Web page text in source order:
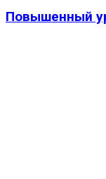
Повышенный